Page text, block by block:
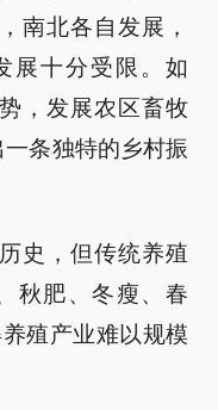
南北各自发展，
展十分受限。如
，发展农区畜牧
条独特的乡村振
史，但传统养殖
秋肥、冬瘦、春
殖产业难以规模